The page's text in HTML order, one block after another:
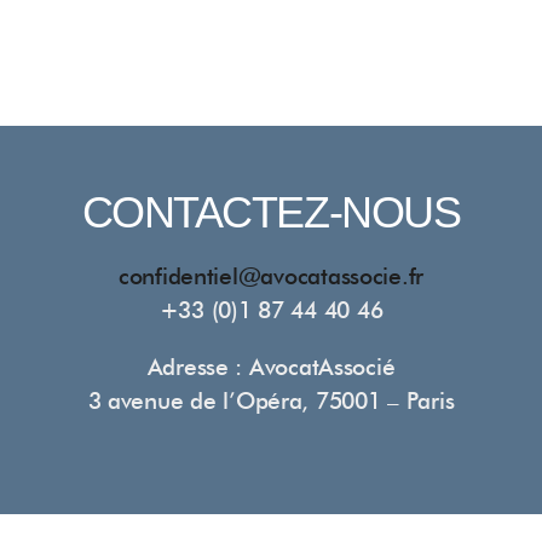
CONTACTEZ-NOUS
confidentiel@avocatassocie.fr
+33 (0)1 87 44 40 46
Adresse : AvocatAssocié
3 avenue de l’Opéra, 75001 – Paris